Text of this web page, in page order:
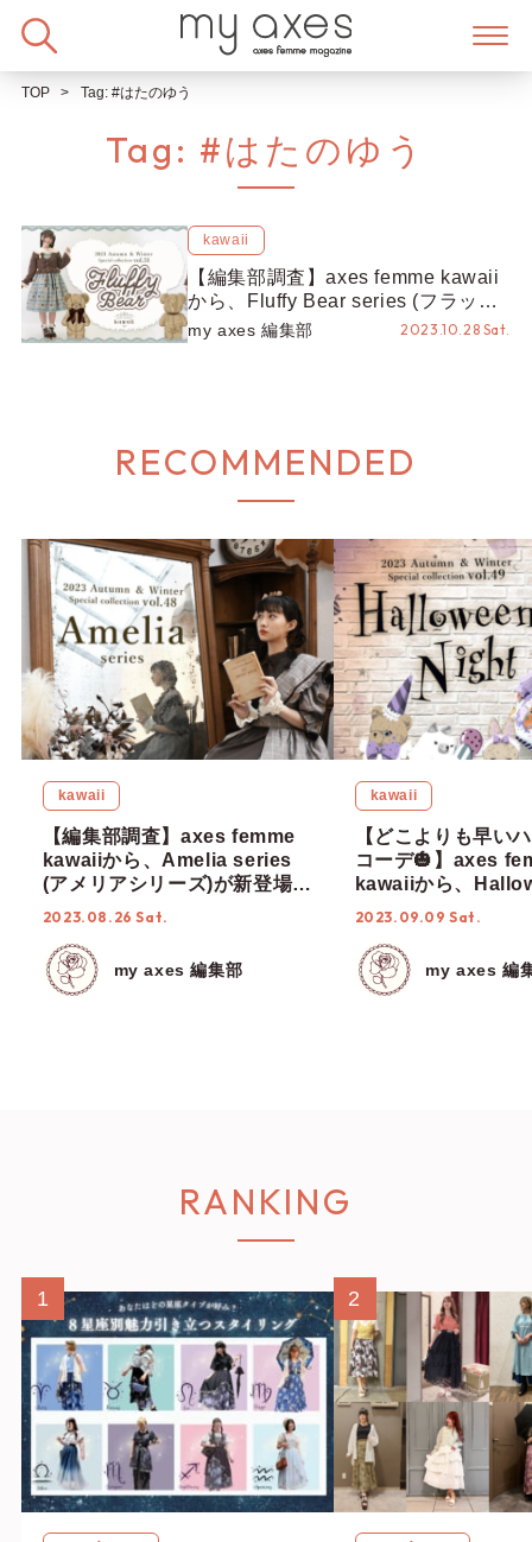
TOP Tag: #はたのゆう
Tag: #はたのゆう
kawaii
【編集部調査】axes femme kawaii
から、Fluffy Bear series (フラッフ
ィベアシリーズ)が新登場♡【kawaii
my axes 編集部 2023.10.28 Sat.
RECOMMENDED
kawaii
【編集部調査】axes femme
kawaiiから、Amelia series
(アメリアシリーズ)が新登場
♡【kawaii × 雫瀬 永紡(なる
2023.08.26 Sat.
my axes 編集部
kawaii
【どこよりも早い
コーデ🎃】axes
kawaiiから、
Night series(ハロ
部調査】
2023.09.09 Sat.
my axes 編
RANKING
1 2